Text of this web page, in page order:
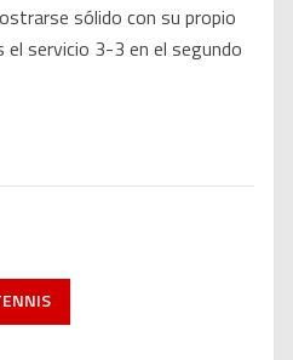
sólido con su propio
servicio 3-3 en el segundo